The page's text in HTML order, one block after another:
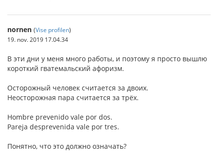
nornen (Vise profilen)
19. nov. 2019 17.04.34
В эти дни у меня много работы, и поэтому я просто вышлю
короткий гватемальский афоризм.
Осторожный человек считается за двоих.
Неосторожная пара считается за трёх.
Hombre prevenido vale por dos.
Pareja desprevenida vale por tres.
Понятно, что это должно означать?